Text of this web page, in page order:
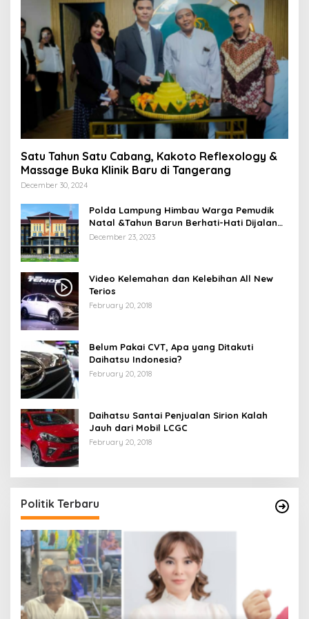
Satu Tahun Satu Cabang, Kakoto Reflexology &
Massage Buka Klinik Baru di Tangerang
December 30, 2024
Polda Lampung Himbau Warga Pemudik
Natal &Tahun Barun Berhati-Hati Dijalan
Saat Melintas di -Titik Rawan Kecelakaan
December 23, 2023
Video Kelemahan dan Kelebihan All New
Terios
February 20, 2018
Belum Pakai CVT, Apa yang Ditakuti
Daihatsu Indonesia?
February 20, 2018
Daihatsu Santai Penjualan Sirion Kalah
Jauh dari Mobil LCGC
February 20, 2018
Politik Terbaru